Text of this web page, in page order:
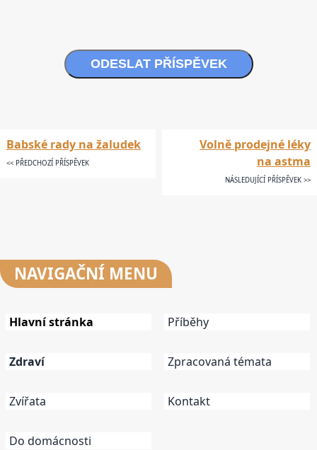
ODESLAT PŘÍSPĚVEK
Babské rady na žaludek
<< PŘEDCHOZÍ PŘÍSPĚVEK
Volně prodejné léky
na astma
NÁSLEDUJÍCÍ PŘÍSPĚVEK >>
NAVIGAČNÍ MENU
Hlavní stránka
Zdraví
Zvířata
Do domácnosti
Příběhy
Zpracovaná témata
Kontakt